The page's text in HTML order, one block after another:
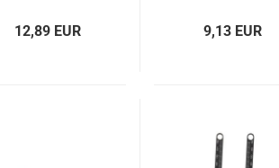
12,89 EUR 9,13 EUR